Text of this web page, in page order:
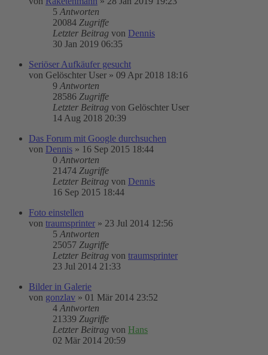
5 Antworten
20084 Zugriffe
Letzter Beitrag von Dennis
30 Jan 2019 06:35
Seriöser Aufkäufer gesucht
von Gelöschter User » 09 Apr 2018 18:16
9 Antworten
28586 Zugriffe
Letzter Beitrag von Gelöschter User
14 Aug 2018 20:39
Das Forum mit Google durchsuchen
von Dennis » 16 Sep 2015 18:44
0 Antworten
21474 Zugriffe
Letzter Beitrag von Dennis
16 Sep 2015 18:44
Foto einstellen
von traumsprinter » 23 Jul 2014 12:56
5 Antworten
25057 Zugriffe
Letzter Beitrag von traumsprinter
23 Jul 2014 21:33
Bilder in Galerie
von gonzlav » 01 Mär 2014 23:52
4 Antworten
21339 Zugriffe
Letzter Beitrag von Hans
02 Mär 2014 20:59